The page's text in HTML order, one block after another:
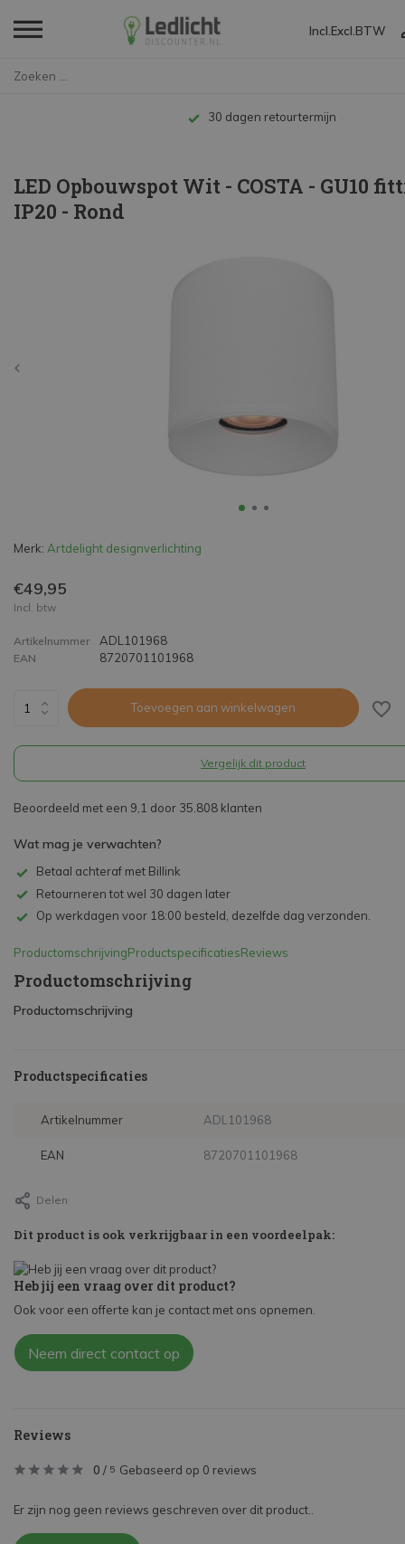
Incl. Excl. BTW
Tot 10 jaar garantie
LED Opbouwspot Wit - COSTA - GU10
IP20 - Rond
Merk: Artdelight designverlichting
€49,95
Incl. btw
Artikelnummer ADL101968
EAN 8720701101968
Toevoegen aan winkelwagen
Vergelijk dit product
Beoordeeld met een 9,1 door 35.808 klanten
Wat mag je verwachten?
Betaal achteraf met Billink
Retourneren tot wel 30 dagen later
Op werkdagen voor 18:00 besteld, dezelfde dag verzonden.
ProductomschrijvingProductspecificatiesReviews
Productomschrijving
Productomschrijving
Productspecificaties
Artikelnummer ADL101968
EAN 8720701101968
Delen
Dit product is ook verkrijgbaar in een voordeelpak:
Heb jij een vraag over dit product?
Ook voor een offerte kan je contact met ons opnemen.
Neem direct contact op
Reviews
0 / 5 Gebaseerd op 0 reviews
Er zijn nog geen reviews geschreven over dit product..